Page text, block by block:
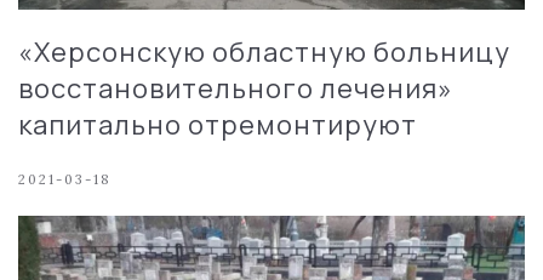
«Херсонскую областную больницу
восстановительного лечения»
капитально отремонтируют
2021-03-18